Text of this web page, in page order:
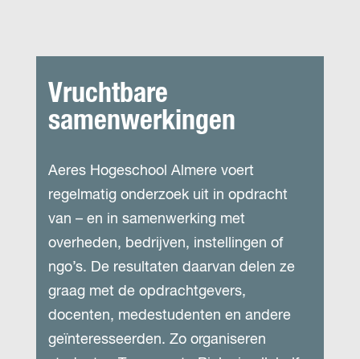
Vruchtbare
samenwerkingen
Aeres Hogeschool Almere voert
regelmatig onderzoek uit in opdracht
van – en in samenwerking met
overheden, bedrijven, instellingen of
ngo’s. De resultaten daarvan delen ze
graag met de opdrachtgevers,
docenten, medestudenten en andere
geïnteresseerden. Zo organiseren